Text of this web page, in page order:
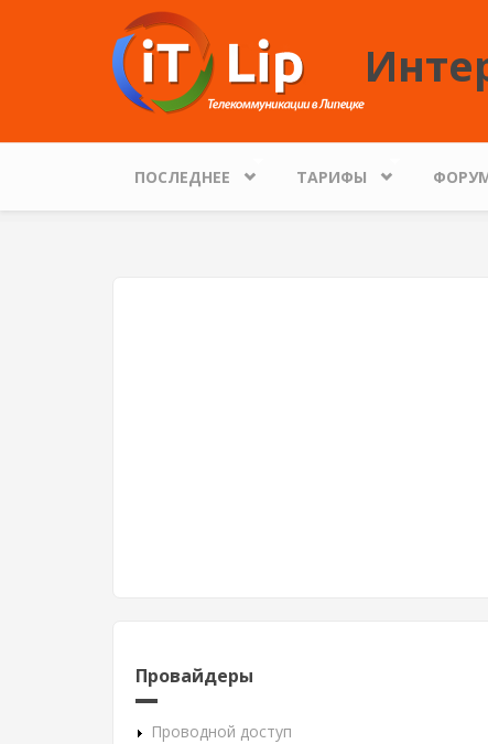
Перейти к основному содержанию
ПОСЛЕДНЕЕ ТАРИФЫ
Провайдеры
Проводной доступ